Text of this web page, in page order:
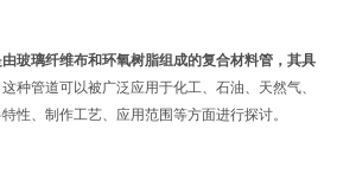
玻璃纤维布和环氧树脂组成的复合材料管，其具
这种管道可以被广泛应用于化工、石油、天然气、
性、制作工艺、应用范围等方面进行探讨。